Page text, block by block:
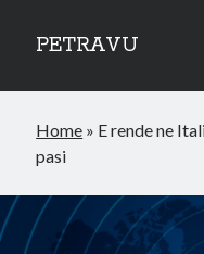
PETRAVU
Sidebar
Bank
Credit Cards
World
Home » E rende ne
pasi